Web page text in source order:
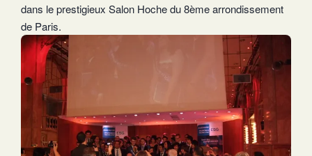
dans le prestigieux Salon Hoche du 8ème arrondissement
de Paris.